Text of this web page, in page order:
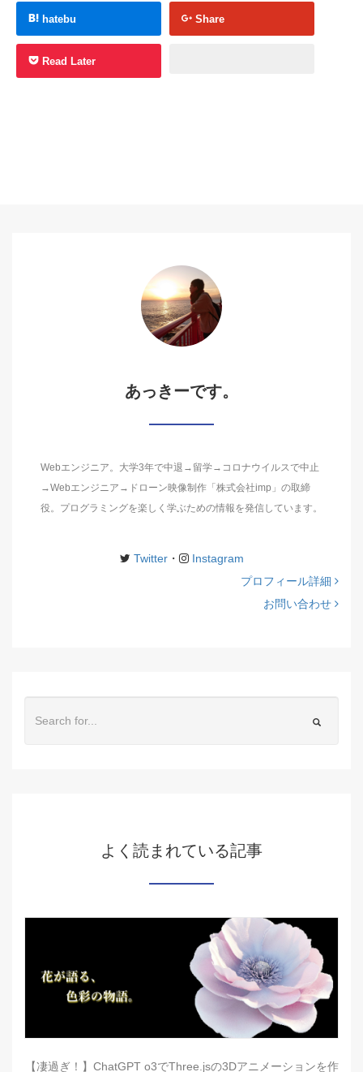
hatebu Share
Read Later
あっきーです。
Webエンジニア。大学3年で中退→留学→コロナウイルスで中止
→Webエンジニア→ドローン映像制作「株式会社imp」の取締
役。プログラミングを楽しく学ぶための情報を発信しています。
Twitter・
Instagram
プロフィール詳細
お問い合わせ
よく読まれている記事
【凄過ぎ！】ChatGPT o3でThree.jsの3Dアニメーションを作